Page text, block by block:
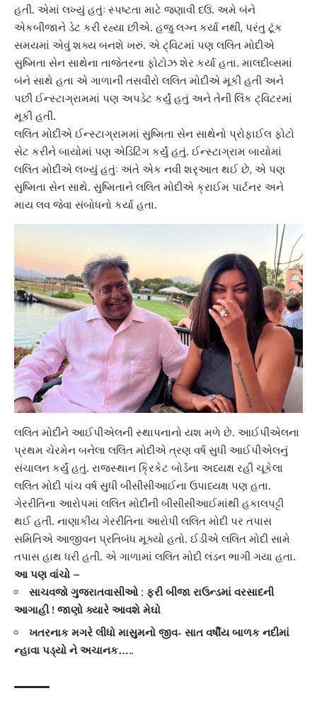
હતી. એમાં લખ્યું હતુંઃ સ્પષ્ટતા માટે જણાવી દઉં. અમે બંને
એકબીજાને ડેટ કરી રહ્યા છીએ. હજુ લગ્ન કર્યા નથી, પરંતુ ટૂંક
સમયમાં એવું શક્ય બનશે ખરું. એ ટ્વિટમાં પણ લલિત મોદીએ
સુષ્મિતા સેન સાથેના તાજેતરના ફોટોઝ શેર કર્યા હતા. માલદીવ્સમાં
બંને સાથે હતા એ ગાળાની તસવીરો લલિત મોદીએ મૂકી હતી અને
પછી ઈન્સ્ટાગ્રામમાં પણ અપડેટ કર્યું હતું અને તેની લિંક ટ્વિટરમાં
મૂકી હતી.
લલિત મોદીએ ઈન્સ્ટાગ્રામમાં સુષ્મિતા સેન સાથેનો પ્રોફાઈલ ફોટો
સેટ કરીને બાયોમાં પણ એડિટિંગ કર્યું હતું. ઈન્સ્ટાગ્રામ બાયોમાં
લલિત મોદીએ લખ્યું હતુંઃ અંતે એક નવી શરૃઆત થઈ છે, એ પણ
સુષ્મિતા સેન સાથે. સુષ્મિતાને લલિત મોદીએ ક્રાઈમ પાર્ટનર અને
માય લવ જેવા સંબોધનો કર્યા હતા.
લલિત મોદીને આઈપીએલની સ્થાપનાનો યશ મળે છે. આઈપીએલના
પ્રથમ ચેરમેન બનેલા લલિત મોદીએ ત્રણ વર્ષ સુધી આઈપીએલનું
સંચાલન કર્યું હતું. રાજસ્થાન ક્રિકેટ બોર્ડના અધ્યક્ષ રહી ચૂકેલા
લલિત મોદી પાંચ વર્ષ સુધી બીસીસીઆઈના ઉપાધ્યક્ષ પણ હતા.
ગેરરીતિના આરોપમાં લલિત મોદીની બીસીસીઆઈમાંથી હકાલપટ્ટી
થઈ હતી. નાણાકીય ગેરરીતિના આરોપી લલિત મોદી પર તપાસ
સમિતિએ આજીવન પ્રતિબંધ મૂક્યો હતો. ઈડીએ લલિત મોદી સામે
તપાસ હાથ ધરી હતી. એ ગાળામાં લલિત મોદી લંડન ભાગી ગયા હતા.
આ પણ વાંચો –
સાચવજો ગુજરાતવાસીઓ : ફરી બીજા રાઉન્ડમાં વરસાદની
આગાહી ! જાણો ક્યારે આવશે મેઘો
ખતરનાક મગરે લીધો માસુમનો જીવ- સાત વર્ષીય બાળક નદીમાં
ન્હાવા પડ્યો ને અચાનક…..